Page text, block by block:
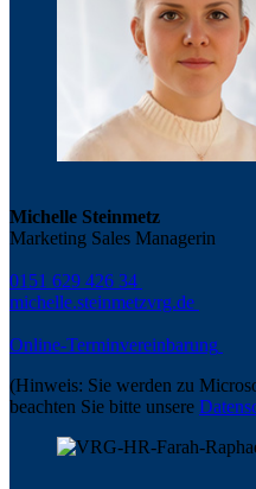
Michelle Steinmetz
Marketing Sales Managerin
0151 629 426 34
michelle.steinmetzvrg.de
Online-Terminvereinbarung
(Hinweis: Sie werden zu
beachten Sie bitte unsere